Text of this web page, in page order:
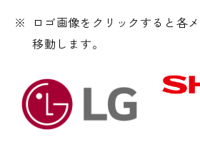
※
ロゴ画像をクリックすると各
移動します。